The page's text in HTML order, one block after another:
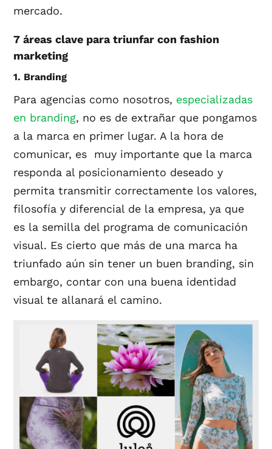
mercado.
7 áreas clave para triunfar con fashion
marketing
1. Branding
Para agencias como nosotros, especializadas
en branding, no es de extrañar que pongamos
a la marca en primer lugar. A la hora de
comunicar, es muy importante que la marca
responda al posicionamiento deseado y
permita transmitir correctamente los valores,
filosofía y diferencial de la empresa, ya que
es la semilla del programa de comunicación
visual. Es cierto que más de una marca ha
triunfado aún sin tener un buen branding, sin
embargo, contar con una buena identidad
visual te allanará el camino.